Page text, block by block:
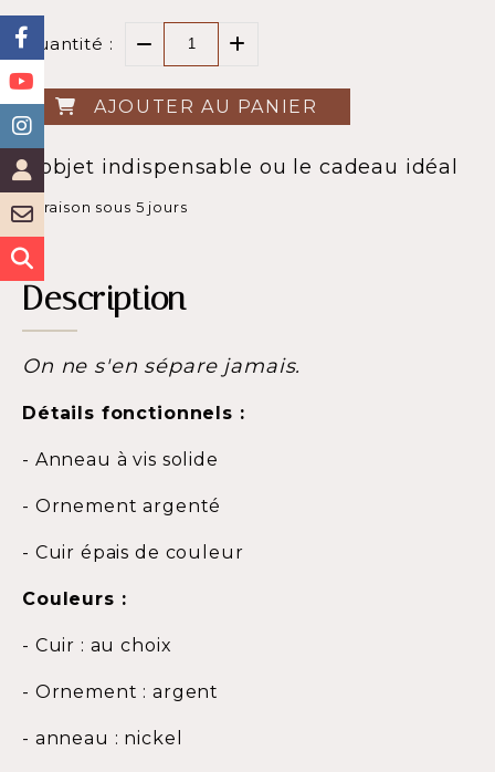
Quantité :
AJOUTER AU PANIER
L'objet indispensable ou le cadeau idéal
Livraison sous 5 jours
Description
On ne s'en sépare jamais.
Détails fonctionnels :
- Anneau à vis solide
- Ornement argenté
- Cuir épais de couleur
Couleurs :
- Cuir : au choix
- Ornement : argent
- anneau : nickel